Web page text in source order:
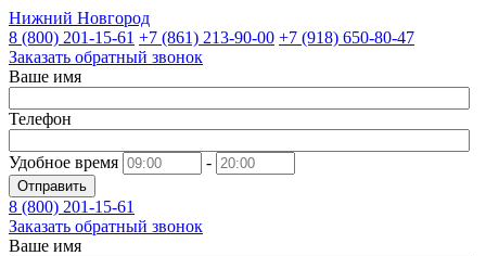
Нижний Новгород
8 (800) 201-15-61 +7 (861) 213-90-00 +7 (918) 650-80-47
Заказать обратный звонок
Ваше имя
Телефон
Удобное время -
Отправить
8 (800) 201-15-61
Заказать обратный звонок
Ваше имя